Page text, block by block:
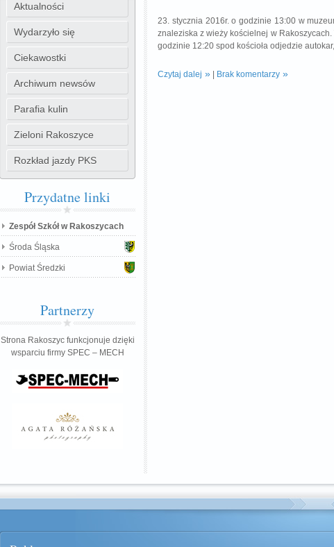
23. stycznia 2016r. o godzinie 13:00 w
znaleziska z wieży kościelnej w
godzinie 12:20 spod kościoła odjedzie
Czytaj dalej Brak komentarzy
Aktualności
Wydarzyło się
Ciekawostki
Archiwum newsów
Parafia kulin
Zieloni Rakoszyce
Rozkład jazdy PKS
Przydatnelinki
Zespół Szkół w Rakoszycach
Środa Śląska
Powiat Średzki
Partnerzy
Strona Rakoszyc funkcjonuje dzięki
wsparciu firmy SPEC – MECH